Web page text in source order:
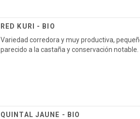
RED KURI - BIO
Variedad corredora y muy productiva,
parecido a la castaña y conservación notable.
QUINTAL JAUNE - BIO